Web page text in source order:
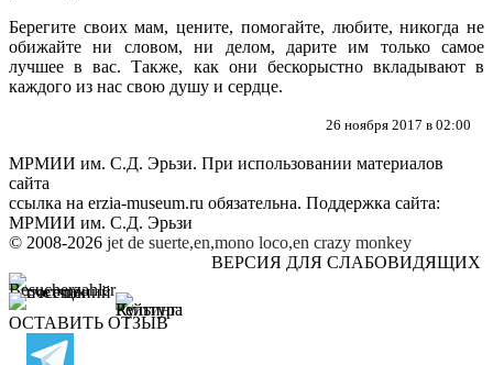
Берегите своих мам, цените, помогайте, любите, никогда не
обижайте ни словом, ни делом, дарите им только самое
лучшее в вас. Также, как они бескорыстно вкладывают в
каждого из нас свою душу и сердце.
26 ноября 2017 в 02:00
МРМИИ им. С.Д. Эрьзи. При использовании материалов
сайта
ссылка на erzia-museum.ru обязательна. Поддержка сайта:
МРМИИ им. С.Д. Эрьзи
© 2008-2026 jet de suerte,en,mono loco,en crazy monkey
ВЕРСИЯ ДЛЯ СЛАБОВИДЯЩИХ
ОСТАВИТЬ ОТЗЫВ